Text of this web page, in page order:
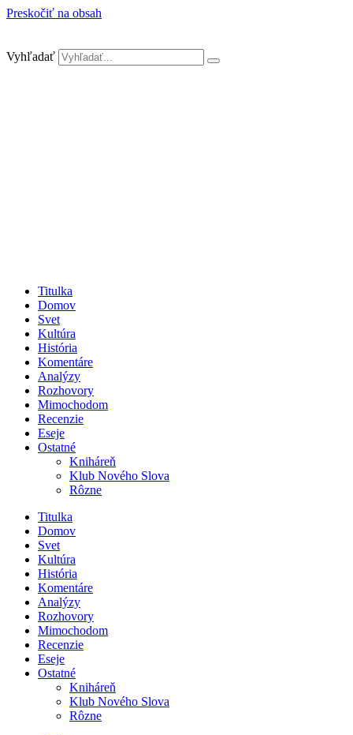
Preskočiť na obsah
Vyhľadať
Titulka
Domov
Svet
Kultúra
História
Komentáre
Analýzy
Rozhovory
Mimochodom
Recenzie
Eseje
Ostatné
Kniháreň
Klub Nového Slova
Rôzne
Titulka
Domov
Svet
Kultúra
História
Komentáre
Analýzy
Rozhovory
Mimochodom
Recenzie
Eseje
Ostatné
Kniháreň
Klub Nového Slova
Rôzne